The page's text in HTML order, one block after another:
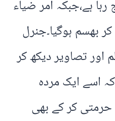
ہے،جبکہ آمر ضیاء
بھسم ہوگیا۔جنرل
اور تصاویر دیکھ کر
اسے ایک مردہ
کر کے بھی